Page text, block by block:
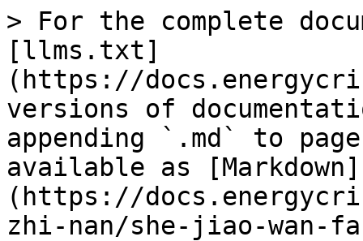
> For the complete
[llms.txt]
(https://
versions of
appending `.md` to
available as [Markdown]
(https://
zhi-nan/she-jiao-wan-